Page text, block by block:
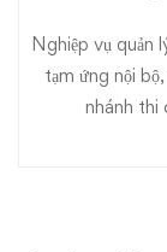
Nghiệp vụ quản
tạm ứng nội
nhánh thi